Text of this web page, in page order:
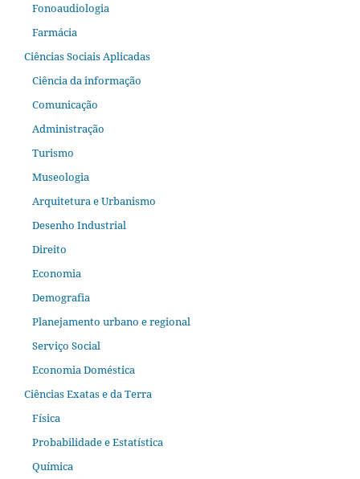
Fonoaudiologia
Farmácia
Ciências Sociais Aplicadas
Ciência da informação
Comunicação
Administração
Turismo
Museologia
Arquitetura e Urbanismo
Desenho Industrial
Direito
Economia
Demografia
Planejamento urbano e regional
Serviço Social
Economia Doméstica
Ciências Exatas e da Terra
Física
Probabilidade e Estatística
Química